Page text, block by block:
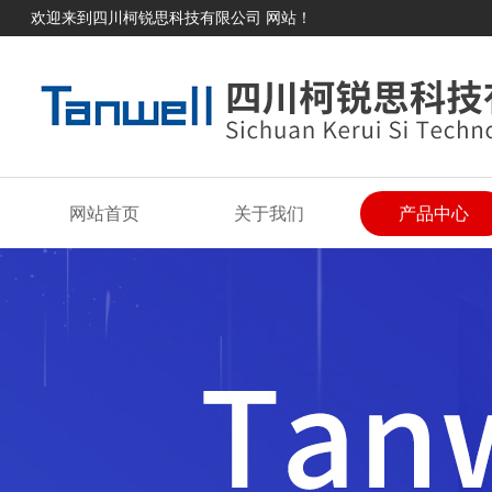
欢迎来到四川柯锐思科技有限公司 网站！
网站首页 关于我们 产品中心